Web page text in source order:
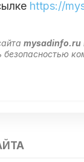
https://
mysadinfo.ru
безопасностью